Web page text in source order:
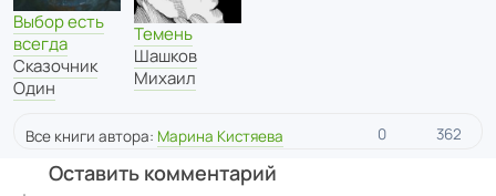
Выбор есть
всегда
Сказочник
Один
Темень
Шашков
Михаил
Все книги автора: Марина Кистяева 0 362
Оставить комментарий